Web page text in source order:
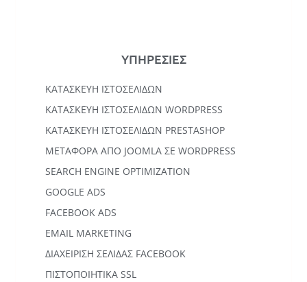
ΥΠΗΡΕΣΙΕΣ
ΚΑΤΑΣΚΕΥΉ ΙΣΤΟΣΕΛΊΔΩΝ
KΑΤΑΣΚΕΥΉ IΣΤΟΣΕΛΊΔΩΝ WORDPRESS
ΚΑΤΑΣΚΕΥΗ ΙΣΤΟΣΕΛΙΔΩΝ PRESTASHOP
ΜΕΤΑΦΟΡΆ ΑΠΌ JOOMLA ΣΕ WORDPRESS
SEARCH ENGINE OPTIMIZATION
GOOGLE ADS
FACEBOOK ADS
EMAIL MARKETING
ΔΙΑΧΕΙΡΙΣΗ ΣΕΛΙΔΑΣ FACEBOOK
ΠΙΣΤΟΠΟΙΗΤΙΚΑ SSL